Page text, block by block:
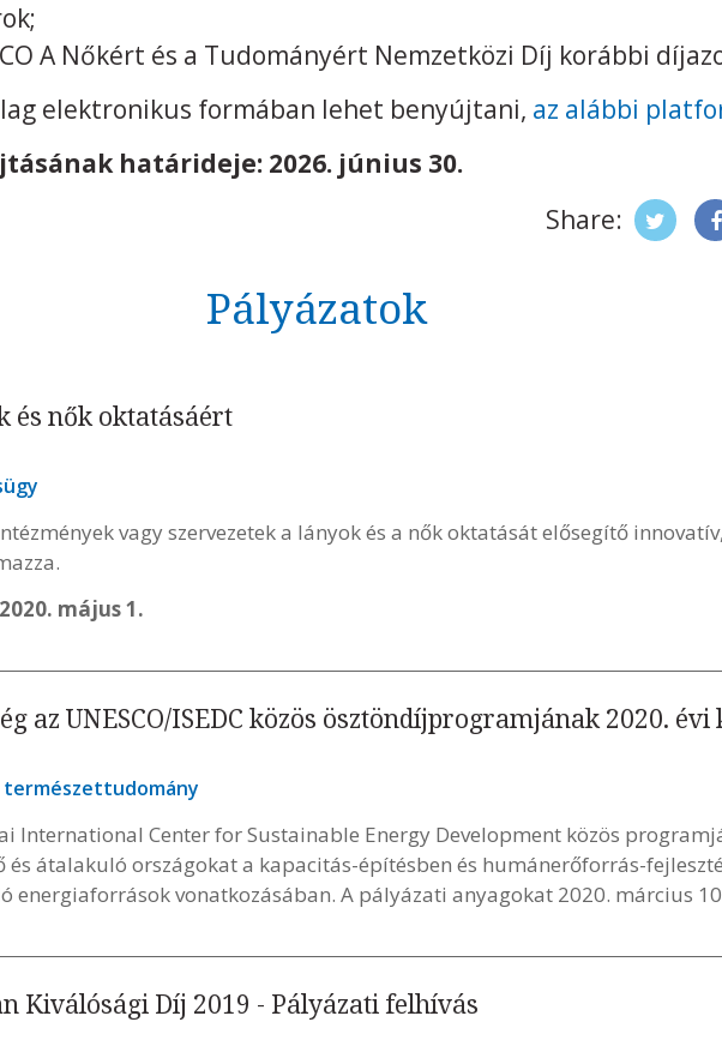
A Nőkért és a Tudományért Nemzetközi Díj korábbi
elektronikus formában lehet benyújtani, az alábbi
határideje: 2026. június 30.
Share:
Pályázatok
és nők oktatásáért
vagy szervezetek a lányok és a nők oktatását elősegítő
május 1.
az UNESCO/ISEDC közös ösztöndíjprogramjának 2020.
természettudomány
International Center for Sustainable Energy Development közös
és átalakuló országokat a kapacitás-építésben és humánerőforrás-
energiaforrások vonatkozásában. A pályázati anyagokat 2020. március
Kiválósági Díj 2019 - Pályázati felhívás